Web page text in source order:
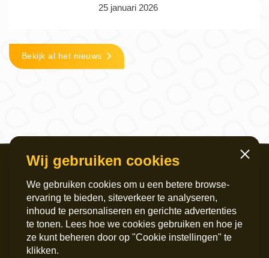
25 januari 2026
Bekijk al het nieuws
Servicekantoor
Griffeweg 4
Postadres
Wij gebruiken cookies
We gebruiken cookies om u een betere browse-
ervaring te bieden, siteverkeer te analyseren,
inhoud te personaliseren en gerichte advertenties
te tonen. Lees hoe we cookies gebruiken en hoe je
ze kunt beheren door op "Cookie instellingen" te
klikken.
Sluiten